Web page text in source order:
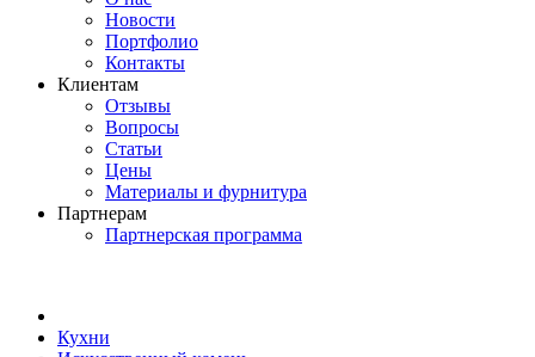
Новости
Портфолио
Контакты
Клиентам
Отзывы
Вопросы
Статьи
Цены
Материалы и фурнитура
Партнерам
Партнерская программа
Кухни